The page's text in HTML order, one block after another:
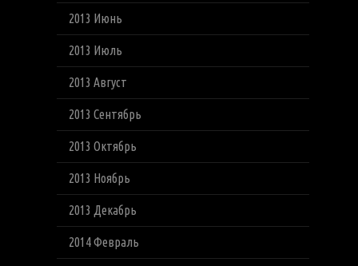
2013 Июнь
2013 Июль
2013 Август
2013 Сентябрь
2013 Октябрь
2013 Ноябрь
2013 Декабрь
2014 Февраль